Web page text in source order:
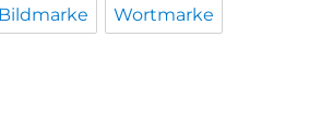
Wortmarke